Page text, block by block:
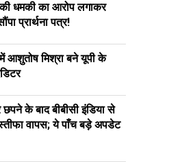
धमकी का आरोप लगाकर
प्रार्थना पत्र!
आशुतोष मिश्रा बने यूपी के
के बाद बीबीसी इंडिया से
वापस; ये पाँच बड़े अपडेट